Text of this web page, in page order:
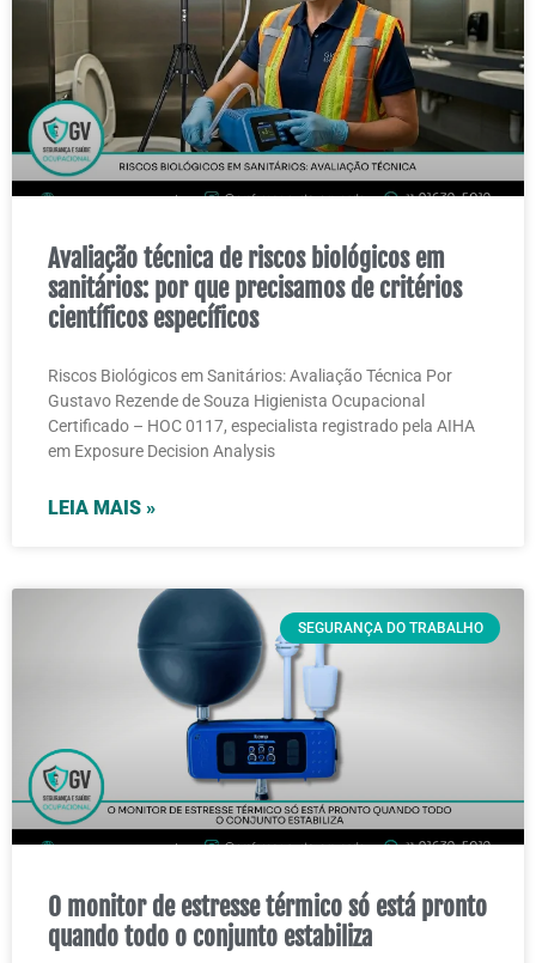
Avaliação técnica de riscos biológicos em
sanitários: por que precisamos de critérios
científicos específicos
Riscos Biológicos em Sanitários: Avaliação Técnica Por
Gustavo Rezende de Souza Higienista Ocupacional
Certificado – HOC 0117, especialista registrado pela AIHA
em Exposure Decision Analysis
LEIA MAIS »
SEGURANÇA DO TRABALHO
O monitor de estresse térmico só está pronto
quando todo o conjunto estabiliza